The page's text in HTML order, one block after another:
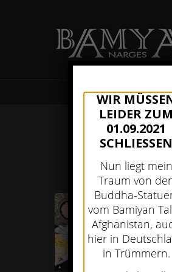
AFGHANISCHES RESTAURANT
WIR
LEIDER ZUM
01.09.2021
SCHLIESSEN
Nun liegt mein
Traum von
Buddha-
vom Bamiyan
Afghanistan,
hier in
in Trümmern.